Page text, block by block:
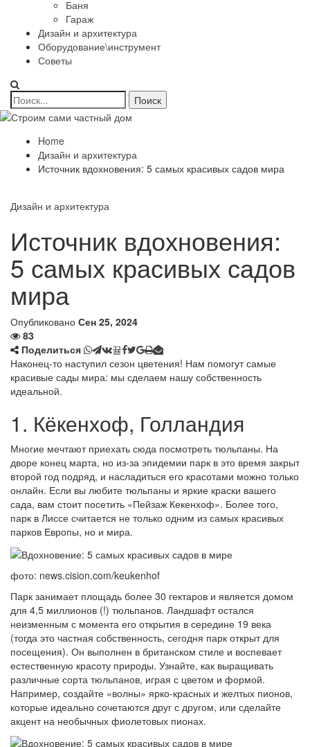
Баня
Гараж
Дизайн и архитектура
Оборудование\инструмент
Советы
Home
Дизайн и архитектура
Источник вдохновения: 5 самых красивых садов мира
Дизайн и архитектура
Источник вдохновения:
5 самых красивых садов
мира
Опубликовано Сен 25, 2024
83
Поделиться
Наконец-то наступил сезон цветения! Нам помогут самые
красивые сады мира: мы сделаем нашу собственность
идеальной.
1. Кёкенхоф, Голландия
Многие мечтают приехать сюда посмотреть тюльпаны. На
дворе конец марта, но из-за эпидемии парк в это время закрыт
второй год подряд, и насладиться его красотами можно только
онлайн. Если вы любите тюльпаны и яркие краски вашего
сада, вам стоит посетить «Пейзаж Кекенхоф». Более того,
парк в Лиссе считается не только одним из самых красивых
парков Европы, но и мира.
фото: news.cision.com/keukenhof
Парк занимает площадь более 30 гектаров и является домом
для 4,5 миллионов (!) тюльпанов. Ландшафт остался
неизменным с момента его открытия в середине 19 века
(тогда это частная собственность, сегодня парк открыт для
посещения). Он выполнен в британском стиле и воспевает
естественную красоту природы. Узнайте, как выращивать
различные сорта тюльпанов, играя с цветом и формой.
Например, создайте «волны» ярко-красных и желтых пионов,
которые идеально сочетаются друг с другом, или сделайте
акцент на необычных фиолетовых пионах.